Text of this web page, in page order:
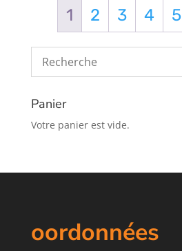
1 2 3 4 5
Panier
Votre panier est vide.
oordonnées